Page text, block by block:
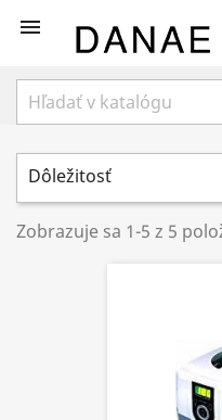

Dôležitosť
Zobrazuje sa 1-5 z 5